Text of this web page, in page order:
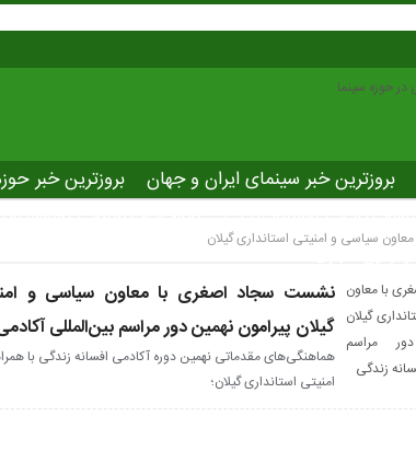
بروزترین خبر سینمای ایران و جهان بروزترین خبر
تلویزیون شهری The latest news of world cinemaمعاون سیاسی و امنیتی استانداری گیلان
نشست سجاد اصغری با معاون سیاسی و
گیلان پیرامون نهمین دور مراسم بین‌المللی
هماهنگی‌های مقدماتی نهمین دوره آکادمی افسانه زندگی با
امنیتی استانداری گیلان؛